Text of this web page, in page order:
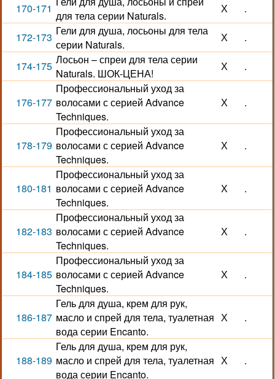
170-171
для тела серии Naturals.
Х .
172-173 Гели для душа, лосьоны для тела
серии Naturals.
Х .
174-175 Лосьон – спреи для тела серии
Naturals. ШОК-ЦЕНА!
Х .
176-177
Профессиональный уход за
волосами с серией Advance
Techniques.
Х .
178-179
Профессиональный уход за
волосами с серией Advance
Techniques.
Х .
180-181
Профессиональный уход за
волосами с серией Advance
Techniques.
Х .
182-183
Профессиональный уход за
волосами с серией Advance
Techniques.
Х .
184-185
Профессиональный уход за
волосами с серией Advance
Techniques.
Х .
186-187
Гель для душа, крем для рук,
масло и спрей для тела, туалетная
вода серии Encanto.
Х .
188-189
Гель для душа, крем для рук,
масло и спрей для тела, туалетная
вода серии Encanto.
Х .